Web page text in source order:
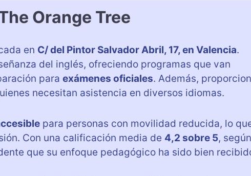
Orange Tree
en C/ del Pintor Salvador Abril, 17, en Valencia.
del inglés, ofreciendo programas que van
para exámenes oficiales. Además,
necesitan asistencia en diversos idiomas.
para personas con movilidad reducida, lo
Con una calificación media de 4,2 sobre 5, según
que su enfoque pedagógico ha sido bien